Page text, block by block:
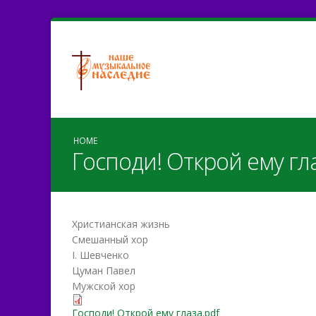
HOME
Господи! Открой ему
Христианская жизнь
Смешанный хор
І. Шевченко
Цуман Павел
Мужской хор
Господи! Открой ему глаза.pdf